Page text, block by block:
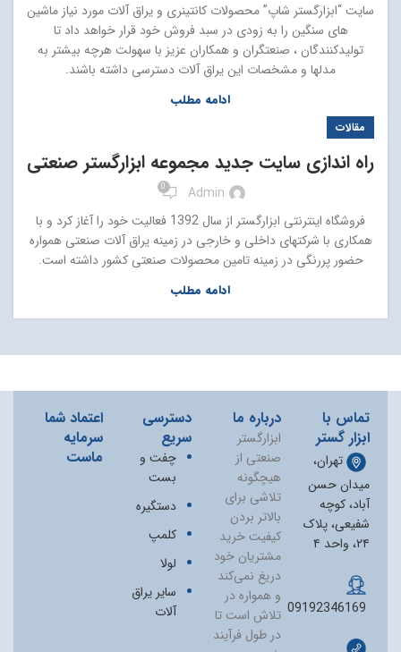
سایت “ابزارگستر شاپ” محصولات کانتینری و یراق آلات مورد نیاز ماشین
های سنگین را به زودی در سبد فروش خود قرار خواهد داد تا
تولیدکنندگان ، صنعتگران و همکاران عزیز با سهولت هرچه بیشتر به
مدلها و مشخصات این یراق آلات دسترسی داشته باشند.
ادامه مطلب
مقالات
راه اندازی سایت جدید مجموعه ابزارگستر صنعتی
Admin
0
فروشگاه اینترنتی ابزارگستر از سال 1392 فعالیت خود را آغاز کرد و با
همکاری با شرکتهای داخلی و خارجی در زمینه یراق آلات صنعتی همواره
حضور پررنگی در زمینه تامین محصولات صنعتی کشور داشته است.
ادامه مطلب
تماس با
ابزار گستر
تهران،
میدان حسن
آباد، کوچه
شفیعی، پلاک
۲۴، واحد ۴
09192346169
درباره ما
ابزارگستر
صنعتی از
هیچگونه
تلاشی برای
بالاتر بردن
کیفیت خرید
مشتریان خود
دریغ نمی‏‌کند
و همواره در
تلاش است تا
در طول فرآیند
دسترسی
سریع
چفت و
بست
دستگیره
کلمپ
لولا
سایر یراق
آلات
اعتماد شما
سرمایه
ماست